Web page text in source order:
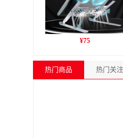
跨境新款C9pro笔记本电脑
¥75
热门商品 热门关注